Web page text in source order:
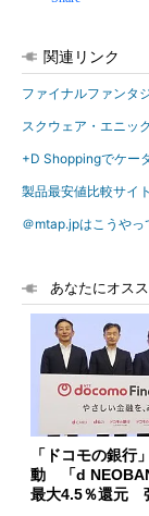
関連リンク
ファイナルファンタ
スクウェア・エニッ
+D Shoppingでケー
製品最安値比較サイ
＠mtap.jpはこうやっ
あなたにオス
「ドコモの銀行
動 「d
最大4.5％還元